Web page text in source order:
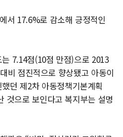
서 17.6%로 감소해 긍정적인
7.14점(10점 만점)으로 2013
비 점진적으로 향상됐고 아동이
던 제2차 아동정책기본계획
것으로 보인다고 복지부는 설명